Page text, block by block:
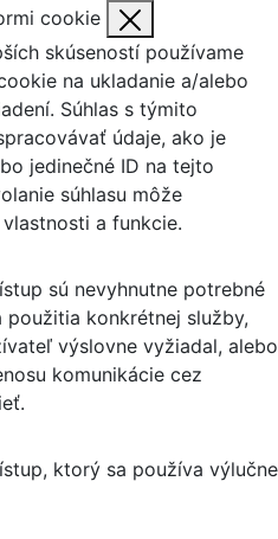
cookie
skúseností používame
na ukladanie a/alebo
Súhlas s týmito
údaje, ako je
jedinečné ID na tejto
súhlasu môže
a funkcie.
sú nevyhnutne potrebné
použitia konkrétnej služby,
výslovne vyžiadal, alebo
komunikácie cez
ktorý sa používa výlučne